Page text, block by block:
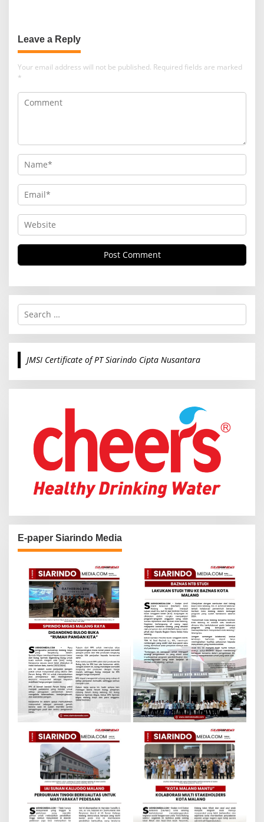
Leave a Reply
Your email address will not be published. Required fields are marked
*
S
r
c
o
JMSI Certificate of PT Siarindo Cipta Nusantara
E-paper Siarindo Media